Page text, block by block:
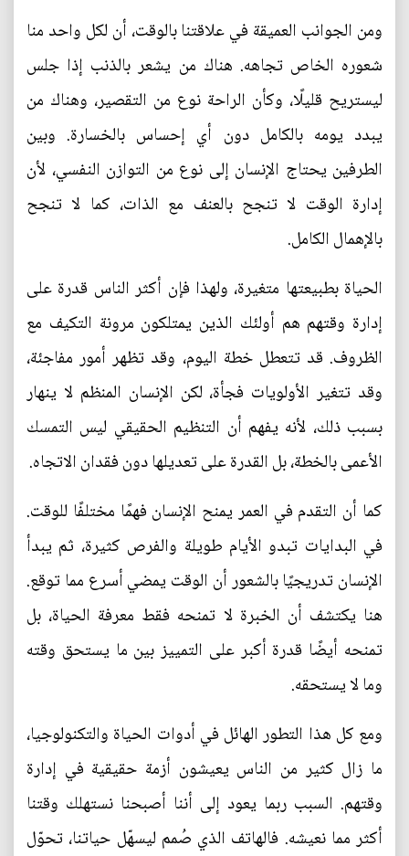
ومن الجوانب العميقة في علاقتنا بالوقت، أن لكل واحد منا
شعوره الخاص تجاهه. هناك من يشعر بالذنب إذا جلس
ليستريح قليلًا، وكأن الراحة نوع من التقصير، وهناك من
يبدد يومه بالكامل دون أي إحساس بالخسارة. وبين
الطرفين يحتاج الإنسان إلى نوع من التوازن النفسي، لأن
إدارة الوقت لا تنجح بالعنف مع الذات، كما لا تنجح
بالإهمال الكامل.
الحياة بطبيعتها متغيرة، ولهذا فإن أكثر الناس قدرة على
إدارة وقتهم هم أولئك الذين يمتلكون مرونة التكيف مع
الظروف. قد تتعطل خطة اليوم، وقد تظهر أمور مفاجئة،
وقد تتغير الأولويات فجأة، لكن الإنسان المنظم لا ينهار
بسبب ذلك، لأنه يفهم أن التنظيم الحقيقي ليس التمسك
الأعمى بالخطة، بل القدرة على تعديلها دون فقدان الاتجاه.
كما أن التقدم في العمر يمنح الإنسان فهمًا مختلفًا للوقت.
في البدايات تبدو الأيام طويلة والفرص كثيرة، ثم يبدأ
الإنسان تدريجيًا بالشعور أن الوقت يمضي أسرع مما توقع.
هنا يكتشف أن الخبرة لا تمنحه فقط معرفة الحياة، بل
تمنحه أيضًا قدرة أكبر على التمييز بين ما يستحق وقته
وما لا يستحقه.
ومع كل هذا التطور الهائل في أدوات الحياة والتكنولوجيا،
ما زال كثير من الناس يعيشون أزمة حقيقية في إدارة
وقتهم. السبب ربما يعود إلى أننا أصبحنا نستهلك وقتنا
أكثر مما نعيشه. فالهاتف الذي صُمم ليسهّل حياتنا، تحوّل